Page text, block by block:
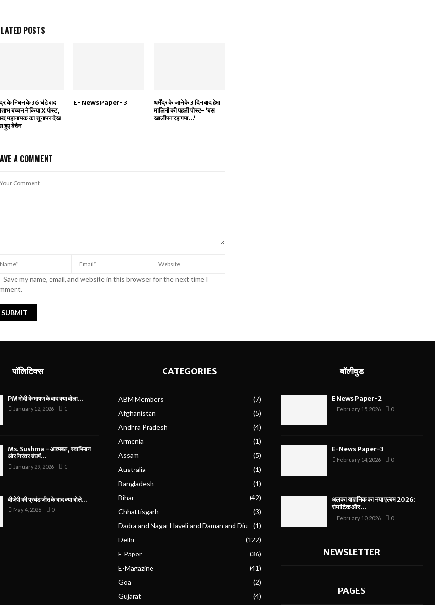
POSTS
के निधन के 36 घंटे बाद
बच्‍चन ने किया X पोस्‍ट,
महानायक का सूनापन देख
हुए बेचैन
E- News Paper- 3
धर्मेंद्र के जाने के 3 दिन बाद हेमा
मालिनी की पहली पोस्ट- ‘बस
खालीपन रह गया…’
A COMMENT
Save my name, email, and website in this browser for the next time I
पॉलिटिक्स
PM मोदी के भाषण के बाद क्या बोला...
January 12, 2026 0
Ms. Sushma – आत्मबल, स्वाभिमान
और निरंतर संघर्ष...
January 29, 2026 0
बीजेपी की प्रचंड जीत के बाद क्या बोले...
May 4, 2026 0
CATEGORIES
ABM Members
(7)
Afghanistan
(5)
Andhra Pradesh
(4)
Armenia
(1)
Assam
(5)
Australia
(1)
Bangladesh
(1)
Bihar
(42)
Chhattisgarh
(3)
Dadra and Nagar Haveli and Daman and Diu
(1)
Delhi
(122)
E Paper
(36)
E-Magazine
(41)
Goa
(2)
Gujarat
(4)
बॉलीवुड
E News Paper-2
February 15, 2026 0
E-News Paper-3
February 14, 2026 0
अलका याज्ञनिक का नया एल्बम 2026:
रोमांटिक और...
February 10, 2026 0
NEWSLETTER
PAGES